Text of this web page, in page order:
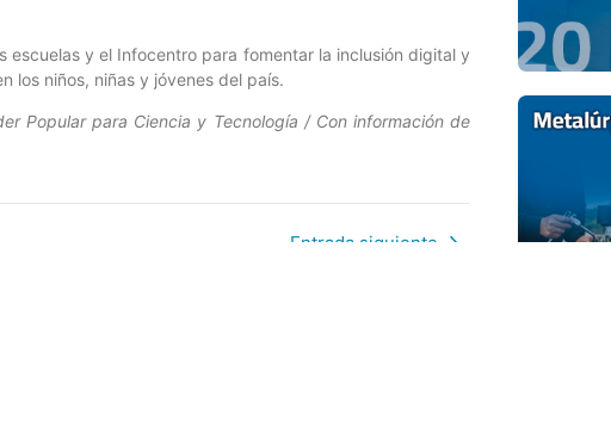
y el Infocentro para fomentar la inclusión digital y
los niños, niñas y jóvenes del país.
Popular para Ciencia y Tecnología / Con información de
Entrada siguiente